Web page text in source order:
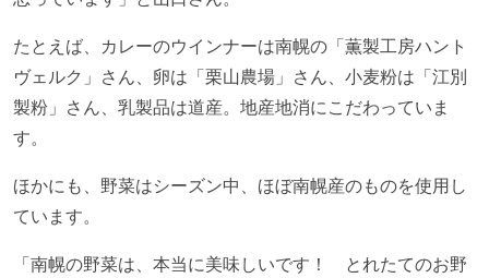
たとえば、カレーのウインナーは南幌の「薫製工房ハント
ヴェルク」さん、卵は「栗山農場」さん、小麦粉は「江別
製粉」さん、乳製品は道産。地産地消にこだわっていま
す。
ほかにも、野菜はシーズン中、ほぼ南幌産のものを使用し
ています。
「南幌の野菜は、本当に美味しいです！ とれたてのお野